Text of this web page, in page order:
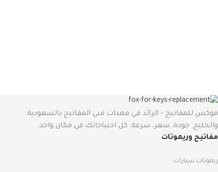
فوكس للمفاتيح – الرائد في معدات فني المفاتيح بالسعودية
والخليج. جودة، سعر، سرعة. كل احتياجاتك في مكان واحد.
مفاتيح وريموتات
ريموتات سيارات